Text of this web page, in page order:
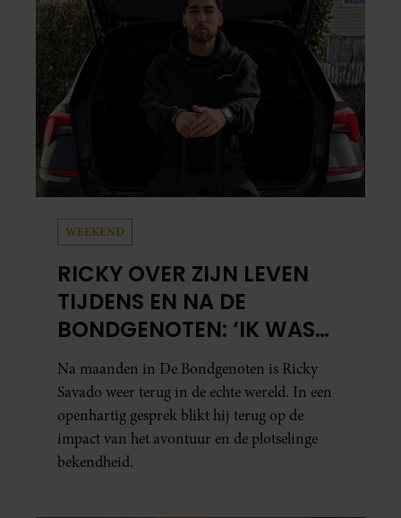
WEEKEND
RICKY OVER ZIJN LEVEN
TIJDENS EN NA DE
BONDGENOTEN: ‘IK WAS
MENTAAL EN FYSIEK
UITGEPUT’
Na maanden in De Bondgenoten is Ricky
Savado weer terug in de echte wereld. In een
openhartig gesprek blikt hij terug op de
impact van het avontuur en de plotselinge
bekendheid.